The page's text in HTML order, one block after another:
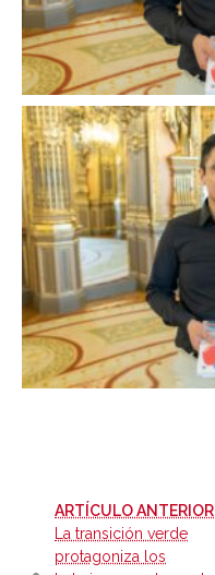
ARTÍCULO ANTERIOR-
La transición verde
protagoniza los